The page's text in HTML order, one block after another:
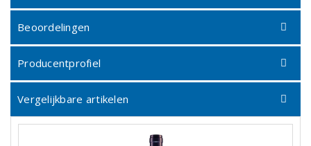
Beoordelingen
Producentprofiel
Vergelijkbare artikelen